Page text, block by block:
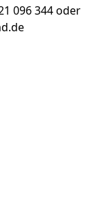
096 344 oder
Profile